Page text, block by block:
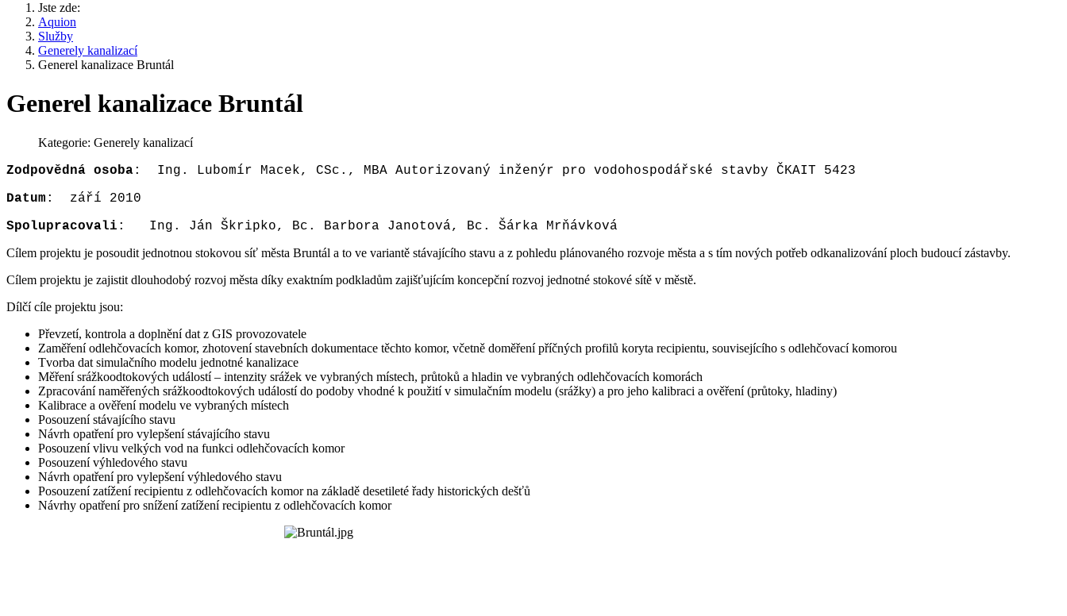
Jste zde:
Aquion
Služby
Generely kanalizací
Generel kanalizace Bruntál
Generel kanalizace Bruntál
Kategorie: Generely kanalizací
Zodpovědná osoba: Ing. Lubomír Macek, CSc., MBA Autorizovaný inženýr pro vodohospodářské stavby ČKAIT 5423
Datum : září 2010
Spolupracovali : Ing. Ján Škripko, Bc. Barbora Janotová, Bc. Šárka Mrňávková
Cílem projektu je posoudit jednotnou stokovou síť města Bruntál a to ve variantě stávajícího stavu a z pohledu plánovaného rozvoje města a s tím nových potřeb odkanalizování ploch budoucí zástavby.
Cílem projektu je zajistit dlouhodobý rozvoj města díky exaktním podkladům zajišťujícím koncepční rozvoj jednotné stokové sítě v městě.
Dílčí cíle projektu jsou:
Převzetí, kontrola a doplnění dat z GIS provozovatele
Zaměření odlehčovacích komor, zhotovení stavebních dokumentace těchto komor, včetně doměření příčných profilů koryta recipientu, souvisejícího s odlehčovací komorou
Tvorba dat simulačního modelu jednotné kanalizace
Měření srážkoodtokových událostí – intenzity srážek ve vybraných místech, průtoků a hladin ve vybraných odlehčovacích komorách
Zpracování naměřených srážkoodtokových událostí do podoby vhodné k použití v simulačním modelu (srážky) a pro jeho kalibraci a ověření (průtoky, hladiny)
Kalibrace a ověření modelu ve vybraných místech
Posouzení stávajícího stavu
Návrh opatření pro vylepšení stávajícího stavu
Posouzení vlivu velkých vod na funkci odlehčovacích komor
Posouzení výhledového stavu
Návrh opatření pro vylepšení výhledového stavu
Posouzení zatížení recipientu z odlehčovacích komor na základě desetileté řady historických dešťů
Návrhy opatření pro snížení zatížení recipientu z odlehčovacích komor